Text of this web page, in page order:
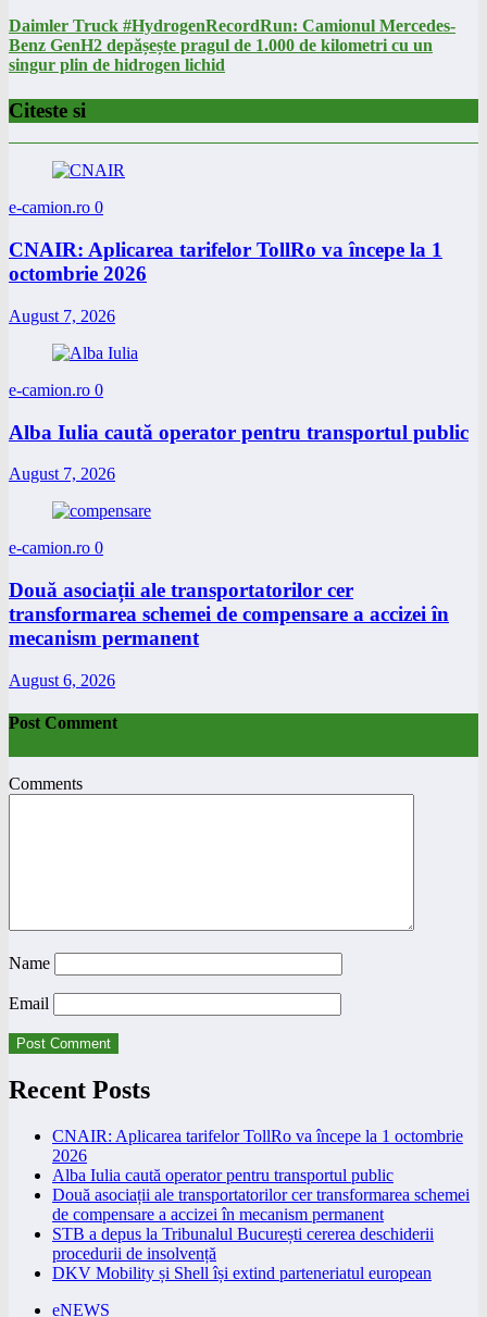
Daimler Truck #HydrogenRecordRun: Camionul Mercedes-
Benz GenH2 depășește pragul de 1.000 de kilometri cu un
singur plin de hidrogen lichid
Citeste si
e-camion.ro 0
CNAIR: Aplicarea tarifelor TollRo va începe la 1
octombrie 2026
August 7, 2026
e-camion.ro 0
Alba Iulia caută operator pentru transportul public
August 7, 2026
e-camion.ro 0
Două asociații ale transportatorilor cer
transformarea schemei de compensare a accizei în
mecanism permanent
August 6, 2026
Post Comment
Comments
Name
Email
Recent Posts
CNAIR: Aplicarea tarifelor TollRo va începe la 1 octombrie
2026
Alba Iulia caută operator pentru transportul public
Două asociații ale transportatorilor cer transformarea schemei
de compensare a accizei în mecanism permanent
STB a depus la Tribunalul București cererea deschiderii
procedurii de insolvență
DKV Mobility și Shell își extind parteneriatul european
eNEWS